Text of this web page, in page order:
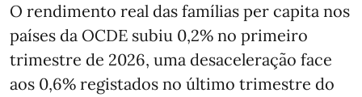
O rendimento real das famílias per capita nos
países da OCDE subiu 0,2% no primeiro
trimestre de 2026, uma desaceleração face
aos 0,6% registados no último trimestre do